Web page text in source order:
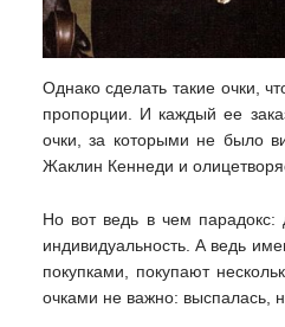
Однако сделать такие очки,
пропорции. И каждый ее
очки, за которыми не было
Жаклин Кеннеди и
Но вот ведь в чем
индивидуальность. А ведь
покупками, покупают
очками не важно: выспалась,